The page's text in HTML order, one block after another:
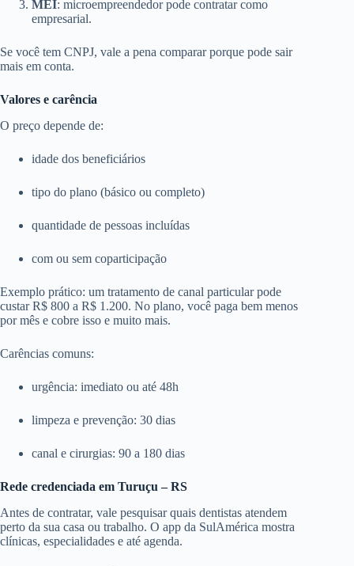
MEI: microempreendedor pode contratar como
empresarial.
Se você tem CNPJ, vale a pena comparar porque pode sair
mais em conta.
Valores e carência
O preço depende de:
idade dos beneficiários
tipo do plano (básico ou completo)
quantidade de pessoas incluídas
com ou sem coparticipação
Exemplo prático: um tratamento de canal particular pode
custar R$ 800 a R$ 1.200. No plano, você paga bem menos
por mês e cobre isso e muito mais.
Carências comuns:
urgência: imediato ou até 48h
limpeza e prevenção: 30 dias
canal e cirurgias: 90 a 180 dias
Rede credenciada em Turuçu – RS
Antes de contratar, vale pesquisar quais dentistas atendem
perto da sua casa ou trabalho. O app da SulAmérica mostra
clínicas, especialidades e até agenda.